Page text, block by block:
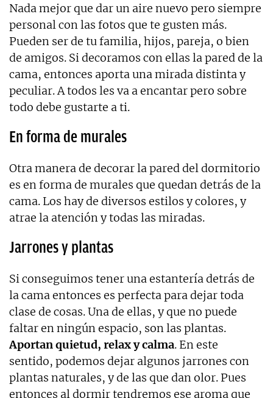
Nada mejor que dar un aire nuevo pero siempre
personal con las fotos que te gusten más.
Pueden ser de tu familia, hijos, pareja, o bien
de amigos. Si decoramos con ellas la pared de la
cama, entonces aporta una mirada distinta y
peculiar. A todos les va a encantar pero sobre
todo debe gustarte a ti.
En forma de murales
Otra manera de decorar la pared del dormitorio
es en forma de murales que quedan detrás de la
cama. Los hay de diversos estilos y colores, y
atrae la atención y todas las miradas.
Jarrones y plantas
Si conseguimos tener una estantería detrás de
la cama entonces es perfecta para dejar toda
clase de cosas. Una de ellas, y que no puede
faltar en ningún espacio, son las plantas.
Aportan quietud, relax y calma. En este
sentido, podemos dejar algunos jarrones con
plantas naturales, y de las que dan olor. Pues
entonces al dormir tendremos ese aroma que